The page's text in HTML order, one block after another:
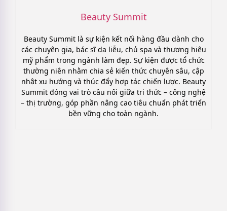
Beauty Summit
Beauty Summit là sự kiện kết nối hàng đầu dành cho
các chuyên gia, bác sĩ da liễu, chủ spa và thương hiệu
mỹ phẩm trong ngành làm đẹp. Sự kiện được tổ chức
thường niên nhằm chia sẻ kiến thức chuyên sâu, cập
nhật xu hướng và thúc đẩy hợp tác chiến lược. Beauty
Summit đóng vai trò cầu nối giữa tri thức – công nghệ
– thị trường, góp phần nâng cao tiêu chuẩn phát triển
bền vững cho toàn ngành.